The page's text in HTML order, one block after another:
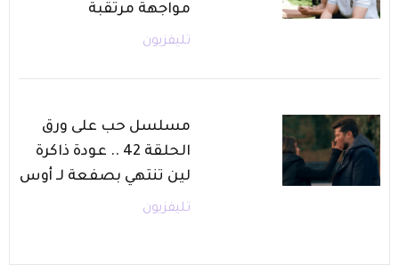
مواجهة مرتقبة
تليفزيون
مسلسل حب على ورق
الحلقة 42 .. عودة ذاكرة
لين تنتهي بصفعة لـ أوس
تليفزيون